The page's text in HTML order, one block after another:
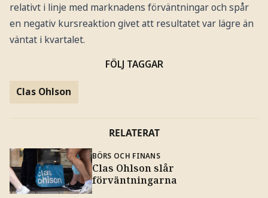
relativt i linje med marknadens förväntningar och spår
en negativ kursreaktion givet att resultatet var lägre än
väntat i kvartalet.
FÖLJ TAGGAR
Clas Ohlson
RELATERAT
BÖRS OCH FINANS
Clas Ohlson slår
förväntningarna